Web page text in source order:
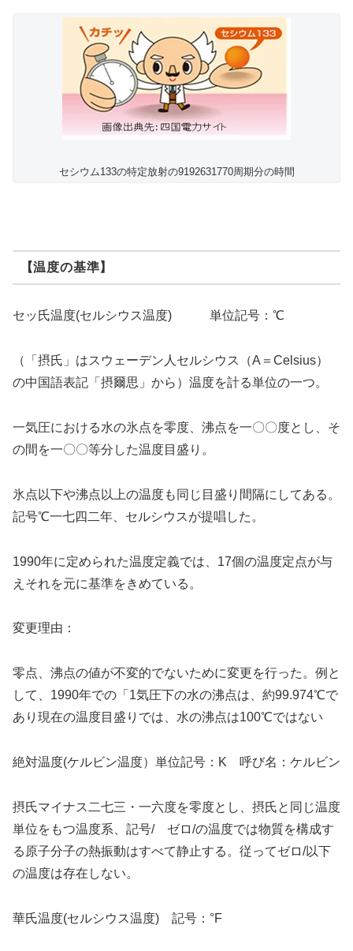
セシウム133の特定放射の9192631770周期分の時間
【温度の基準】
セッ氏温度(セルシウス温度) 単位記号：℃
（「摂氏」はスウェーデン人セルシウス（A＝Celsius）
の中国語表記「摂爾思」から）温度を計る単位の一つ。
一気圧における水の氷点を零度、沸点を一〇〇度とし、そ
の間を一〇〇等分した温度目盛り。
氷点以下や沸点以上の温度も同じ目盛り間隔にしてある。
記号℃一七四二年、セルシウスが提唱した。
1990年に定められた温度定義では、17個の温度定点が与
えそれを元に基準をきめている。
変更理由：
零点、沸点の値が不変的でないために変更を行った。例と
して、1990年での「1気圧下の水の沸点は、約99.974℃で
あり現在の温度目盛りでは、水の沸点は100℃ではない
絶対温度(ケルビン温度）単位記号：K 呼び名：ケルビン
摂氏マイナス二七三・一六度を零度とし、摂氏と同じ温度
単位をもつ温度系、記号/ ゼロ/の温度では物質を構成す
る原子分子の熱振動はすべて静止する。従ってゼロ/以下
の温度は存在しない。
華氏温度(セルシウス温度) 記号：°F